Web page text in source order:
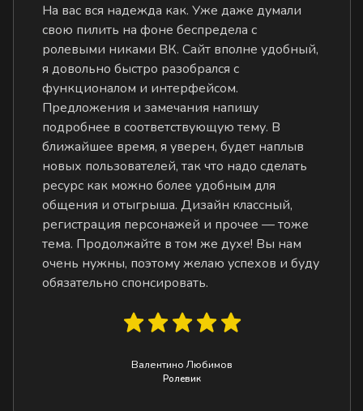
На вас вся надежда как. Уже даже думали
свою пилить на фоне беспредела с
ролевыми никами ВК. Сайт вполне удобный,
я довольно быстро разобрался с
функционалом и интерфейсом.
Предложения и замечания напишу
подробнее в соответствующую тему. В
ближайшее время, я уверен, будет наплыв
новых пользователей, так что надо сделать
ресурс как можно более удобным для
общения и отыгрыша. Дизайн классный,
регистрация персонажей и прочее — тоже
тема. Продолжайте в том же духе! Вы нам
очень нужны, поэтому желаю успехов и буду
обязательно спонсировать.
Валентино Любимов
Ролевик